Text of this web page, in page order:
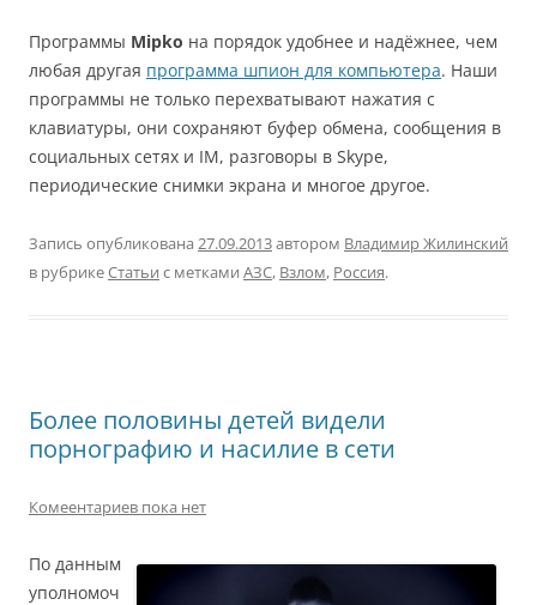
Программы Mipko на порядок удобнее и надёжнее, чем
любая другая программа шпион для компьютера. Наши
программы не только перехватывают нажатия с
клавиатуры, они сохраняют буфер обмена, сообщения в
социальных сетях и IM, разговоры в Skype,
периодические снимки экрана и многое другое.
Запись опубликована 27.09.2013автором Владимир Жилинский
в рубрикеСтатьи с метками АЗС, Взлом, Россия.
Более половины детей видели
порнографию и насилие в сети
Комеентариев пока нет
По данным
уполномоч